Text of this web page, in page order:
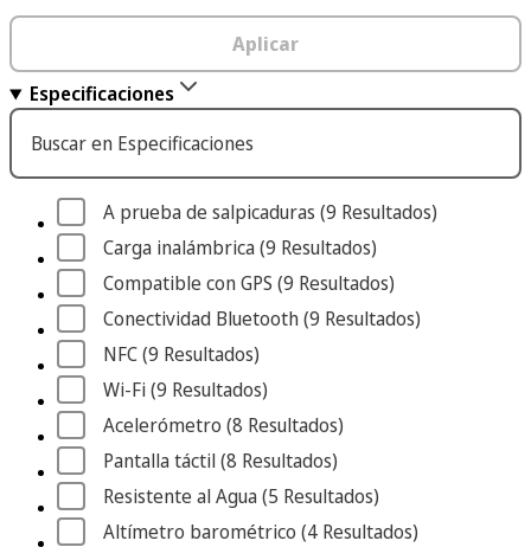
Aplicar
Especificaciones
Buscar en Especificaciones
A prueba de salpicaduras (9 Resultados)
Carga inalámbrica (9 Resultados)
Compatible con GPS (9 Resultados)
Conectividad Bluetooth (9 Resultados)
NFC (9 Resultados)
Wi-Fi (9 Resultados)
Acelerómetro (8 Resultados)
Pantalla táctil (8 Resultados)
Resistente al Agua (5 Resultados)
Altímetro barométrico (4 Resultados)